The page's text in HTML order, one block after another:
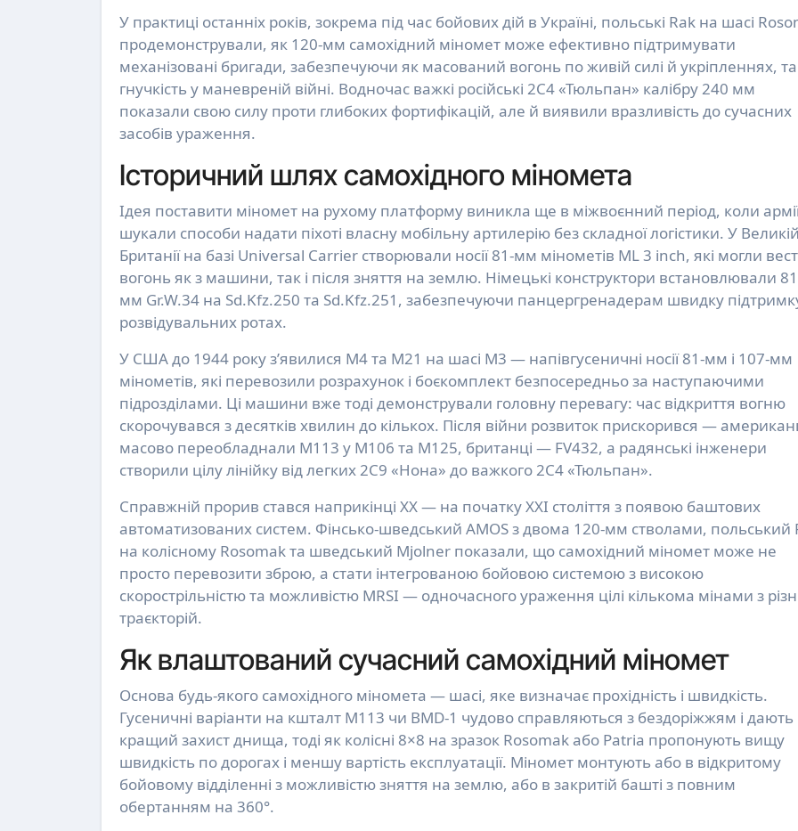
У практиці останніх років, зокрема під час бойових дій в Україні, польські Rak на шасі
продемонстрували, як 120-мм самохідний міномет може ефективно підтримувати
механізовані бригади, забезпечуючи як масований вогонь по живій силі й укріпленнях,
гнучкість у маневреній війні. Водночас важкі російські 2С4 «Тюльпан» калібру 240 мм
показали свою силу проти глибоких фортифікацій, але й виявили вразливість до сучасних
засобів ураження.
Історичний шлях самохідного міномета
Ідея поставити міномет на рухому платформу виникла ще в міжвоєнний період, коли
шукали способи надати піхоті власну мобільну артилерію без складної логістики. У Великій
Британії на базі Universal Carrier створювали носії 81-мм мінометів ML 3 inch, які могли
вогонь як з машини, так і після зняття на землю. Німецькі конструктори встановлювали
мм Gr.W.34 на Sd.Kfz.250 та Sd.Kfz.251, забезпечуючи панцергренадерам швидку
розвідувальних ротах.
У США до 1944 року з’явилися M4 та M21 на шасі M3 — напівгусеничні носії 81-мм і 107-мм
мінометів, які перевозили розрахунок і боєкомплект безпосередньо за наступаючими
підрозділами. Ці машини вже тоді демонстрували головну перевагу: час відкриття вогню
скорочувався з десятків хвилин до кількох. Після війни розвиток прискорився —
масово переобладнали M113 у M106 та M125, британці — FV432, а радянські інженери
створили цілу лінійку від легких 2С9 «Нона» до важкого 2С4 «Тюльпан».
Справжній прорив стався наприкінці XX — на початку XXI століття з появою баштових
автоматизованих систем. Фінсько-шведський AMOS з двома 120-мм стволами, польський
на колісному Rosomak та шведський Mjolner показали, що самохідний міномет може не
просто перевозити зброю, а стати інтегрованою бойовою системою з високою
скорострільністю та можливістю MRSI — одночасного ураження цілі кількома мінами з
траєкторій.
Як влаштований сучасний самохідний міномет
Основа будь-якого самохідного міномета — шасі, яке визначає прохідність і швидкість.
Гусеничні варіанти на кшталт M113 чи BMD-1 чудово справляються з бездоріжжям і дають
кращий захист днища, тоді як колісні 8×8 на зразок Rosomak або Patria пропонують вищу
швидкість по дорогах і меншу вартість експлуатації. Міномет монтують або в відкритому
бойовому відділенні з можливістю зняття на землю, або в закритій башті з повним
обертанням на 360°.